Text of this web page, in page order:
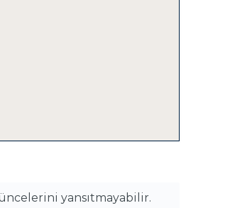
yansıtmayabilir.